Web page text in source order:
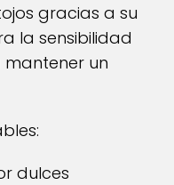
gracias a su
la sensibilidad
un
dulces